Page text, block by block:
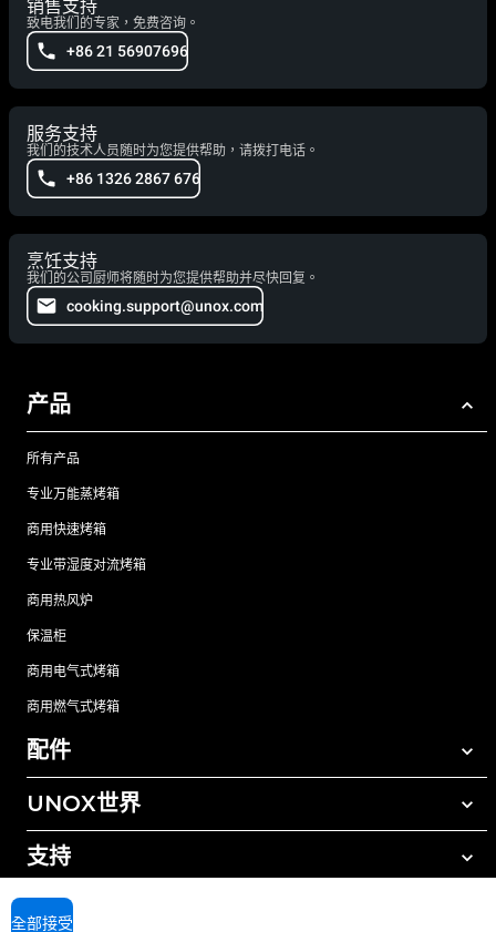
销售支持
致电我们的专家，免费咨询。
+86 21 56907696
服务支持
我们的技术人员随时为您提供帮助，请拨打电话。
+86 1326 2867 676
烹饪支持
我们的公司厨师将随时为您提供帮助并尽快回复。
cooking.support@unox.com
产品
所有产品
专业万能蒸烤箱
商用快速烤箱
专业带湿度对流烤箱
商用热风炉
保温柜
商用电气式烤箱
商用燃气式烤箱
配件
所有配件
自动清洗清洁剂
手动清洗清洁剂
UNOX世界
我们在全球的办事处
支持
全部接受